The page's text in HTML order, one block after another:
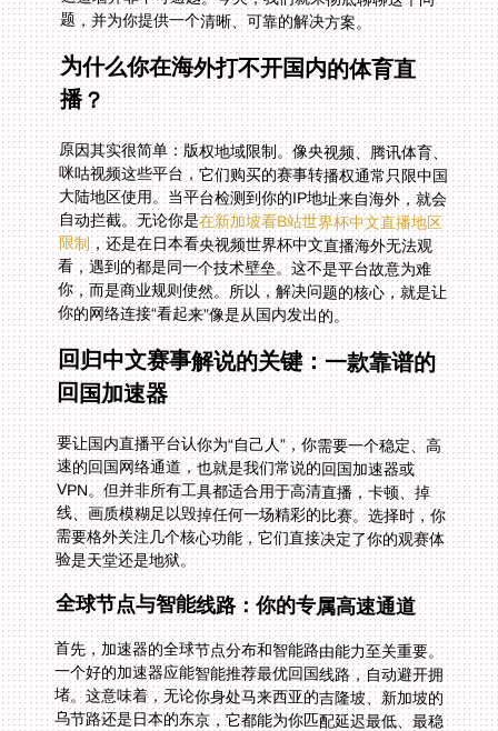
题，并为你提供一个清晰、可靠的解决方案。
为什么你在海外打不开国内的体育直
播？
原因其实很简单：版权地域限制。像央视频、腾讯体育、
咪咕视频这些平台，它们购买的赛事转播权通常只限中国
大陆地区使用。当平台检测到你的IP地址来自海外，就会
自动拦截。无论你是在新加坡看B站世界杯中文直播地区
限制，还是在日本看央视频世界杯中文直播海外无法观
看，遇到的都是同一个技术壁垒。这不是平台故意为难
你，而是商业规则使然。所以，解决问题的核心，就是让
你的网络连接“看起来”像是从国内发出的。
回归中文赛事解说的关键：一款靠谱的
回国加速器
要让国内直播平台认你为“自己人”，你需要一个稳定、高
速的回国网络通道，也就是我们常说的回国加速器或
VPN。但并非所有工具都适合用于高清直播，卡顿、掉
线、画质模糊足以毁掉任何一场精彩的比赛。选择时，你
需要格外关注几个核心功能，它们直接决定了你的观赛体
验是天堂还是地狱。
全球节点与智能线路：你的专属高速通道
首先，加速器的全球节点分布和智能路由能力至关重要。
一个好的加速器应能智能推荐最优回国线路，自动避开拥
堵。这意味着，无论你身处马来西亚的吉隆坡、新加坡的
乌节路还是日本的东京，它都能为你匹配延迟最低、最稳